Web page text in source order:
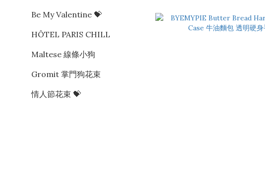
Be My Valentine 💝
HÔTEL PARIS CHILL
Maltese 線條小狗
Gromit 掌門狗花束
情人節花束 💝